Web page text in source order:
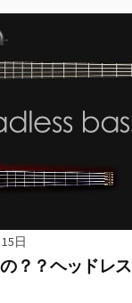
日
？？ヘッドレス